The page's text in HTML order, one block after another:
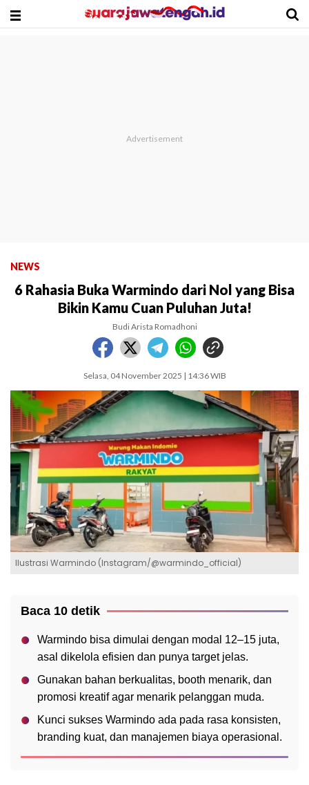
NEWS
6 Rahasia Buka Warmindo dari Nol yang Bisa
Bikin Kamu Cuan Puluhan Juta!
Budi Arista Romadhoni
Selasa, 04 November 2025 | 14:36 WIB
Ilustrasi Warmindo (Instagram/@warmindo_official)
Baca 10 detik
Warmindo bisa dimulai dengan modal 12–15 juta,
asal dikelola efisien dan punya target jelas.
Gunakan bahan berkualitas, booth menarik, dan
promosi kreatif agar menarik pelanggan muda.
Kunci sukses Warmindo ada pada rasa konsisten,
branding kuat, dan manajemen biaya operasional.